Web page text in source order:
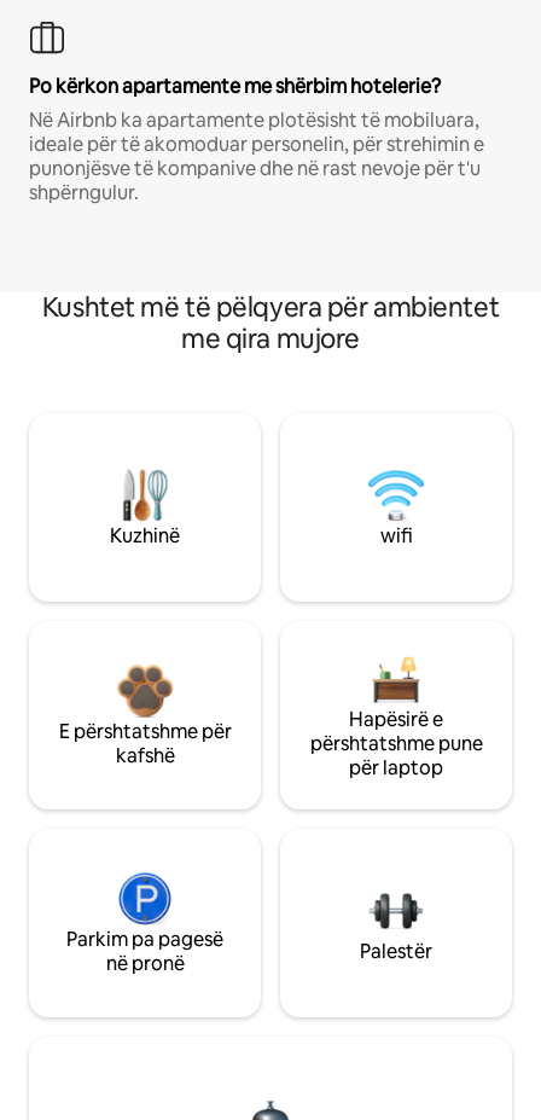
Po kërkon apartamente me shërbim hotelerie?
Në Airbnb ka apartamente plotësisht të mobiluara,
ideale për të akomoduar personelin, për strehimin e
punonjësve të kompanive dhe në rast nevoje për t'u
shpërngulur.
Kushtet më të pëlqyera për ambientet
me qira mujore
Kuzhinë wifi
E përshtatshme për
kafshë
Hapësirë e
përshtatshme pune
për laptop
Parkim pa pagesë
në pronë
Palestër